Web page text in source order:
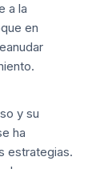
a la
en
y su
ha
estrategias.